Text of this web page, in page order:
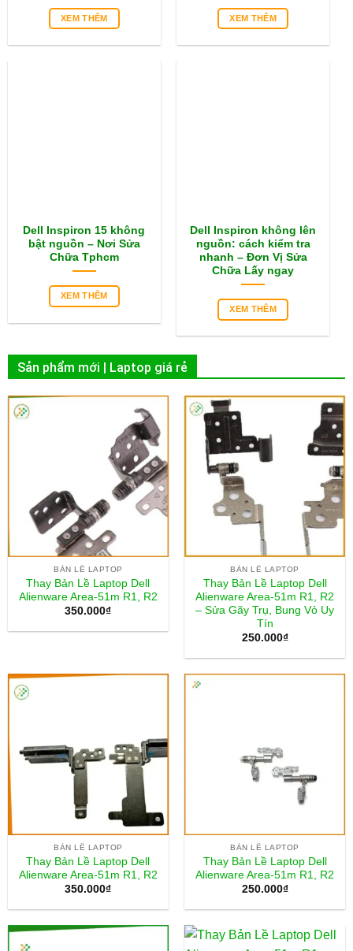
XEM THÊM XEM THÊM
Dell Inspiron 15 không
bật nguồn – Nơi Sửa
Chữa Tphcm
XEM THÊM
Dell Inspiron không lên
nguồn: cách kiểm tra
nhanh – Đơn Vị Sửa
Chữa Lấy ngay
XEM THÊM
Sản phẩm mới | Laptop giá rẻ
BẢN LỀ LAPTOP
Thay Bản Lề Laptop Dell
Alienware Area-51m R1, R2
350.000₫
BẢN LỀ LAPTOP
Thay Bản Lề Laptop Dell
Alienware Area-51m R1, R2
– Sửa Gãy Trụ, Bung Vỏ Uy
Tín
250.000₫
BẢN LỀ LAPTOP
Thay Bản Lề Laptop Dell
Alienware Area-51m R1, R2
350.000₫
BẢN LỀ LAPTOP
Thay Bản Lề Laptop Dell
Alienware Area-51m R1, R2
250.000₫